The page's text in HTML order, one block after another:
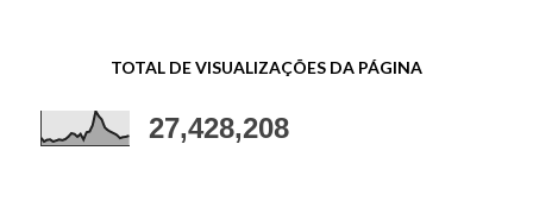
TOTAL DE VISUALIZAÇÕES DA PÁGINA
27,428,208